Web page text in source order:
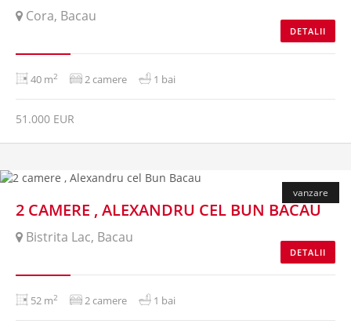
Cora, Bacau
DETALII
40 m2 2 camere 1 bai
51.000 EUR
vanzare
2 CAMERE , ALEXANDRU CEL BUN BACAU
Bistrita Lac, Bacau
DETALII
52 m2 2 camere 1 bai